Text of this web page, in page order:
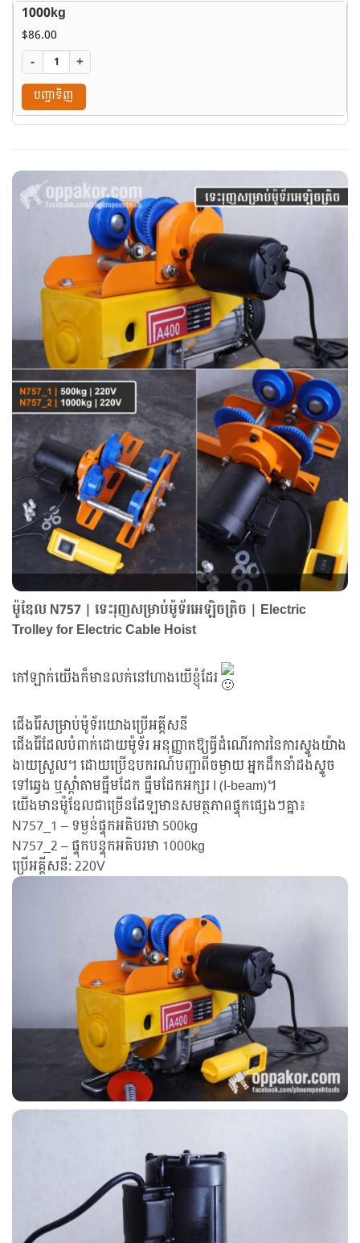
1000kg
$86.00
- +
បញ្ជាទិញ
ម៉ូឌែល N757 | ទេះរុញសម្រាប់ម៉ូទ័រអេឡិចត្រិច | Electric
Trolley for Electric Cable Hoist
កៅឡាក់យើងក៏មានលក់នៅហាងយើខ្ញុំដែរ
ជើងរ៉ៃសម្រាប់ម៉ូទ័រយោងប្រើអគ្គីសនី
ជើងរ៉ៃដែលបំពាក់ដោយម៉ូទ័រ អនុញ្ញាតឱ្យធ្វីដំណើរការនៃការស្ទូងយ៉ាង
ងាយស្រួល។ ដោយប្រើឧបករណ៍បញ្ជាពីចម្ងាយ អ្នកដឹកនាំដងស្ទូច
ទៅឆ្វេង ឬស្តាំតាមធ្នឹមដែក ធ្នឹមដែកអក្សរ I (I-beam)។
យើងមានម៉ូឌែលជាច្រើនដែឡមានសមត្ថភាពផ្ទុកផ្សេងៗគ្នា៖
N757_1 – ទម្ងន់ផ្ទុកអតិបរមា 500kg
N757_2 – ផ្ទុកបន្ទុកអតិបរមា 1000kg
ប្រើអគ្គីសនី: 220V